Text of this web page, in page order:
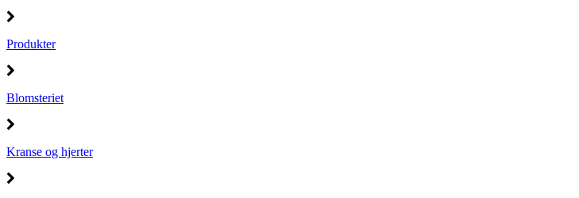
Produkter
Blomsteriet
Kranse og hjerter